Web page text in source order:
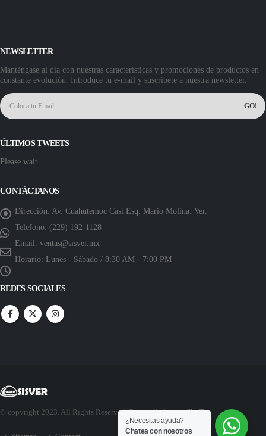
NEWSLETTER
Manténgase al día con nuestras características y promociones de productos en
constante evolución. Introduce tu e-mail y suscríbete a nuestra newsletter.
ÚLTIMOS TWEETS
Please wait...
CONTÁCTANOS
Dirección: Av. Cuahutemoc Casi Esq. Mario Molina. Ver.
Telefono: (229) 192-1128
Email: ventas@sisver.mx
Horario: Lunes - Sábado / 8:30 AM - 7:00 PM
REDES SOCIALES
© copyright 2023. All Rights Reserved. Desarrollado por:SkyTec
¿Necesitas ayuda?
Chatea con nosotros